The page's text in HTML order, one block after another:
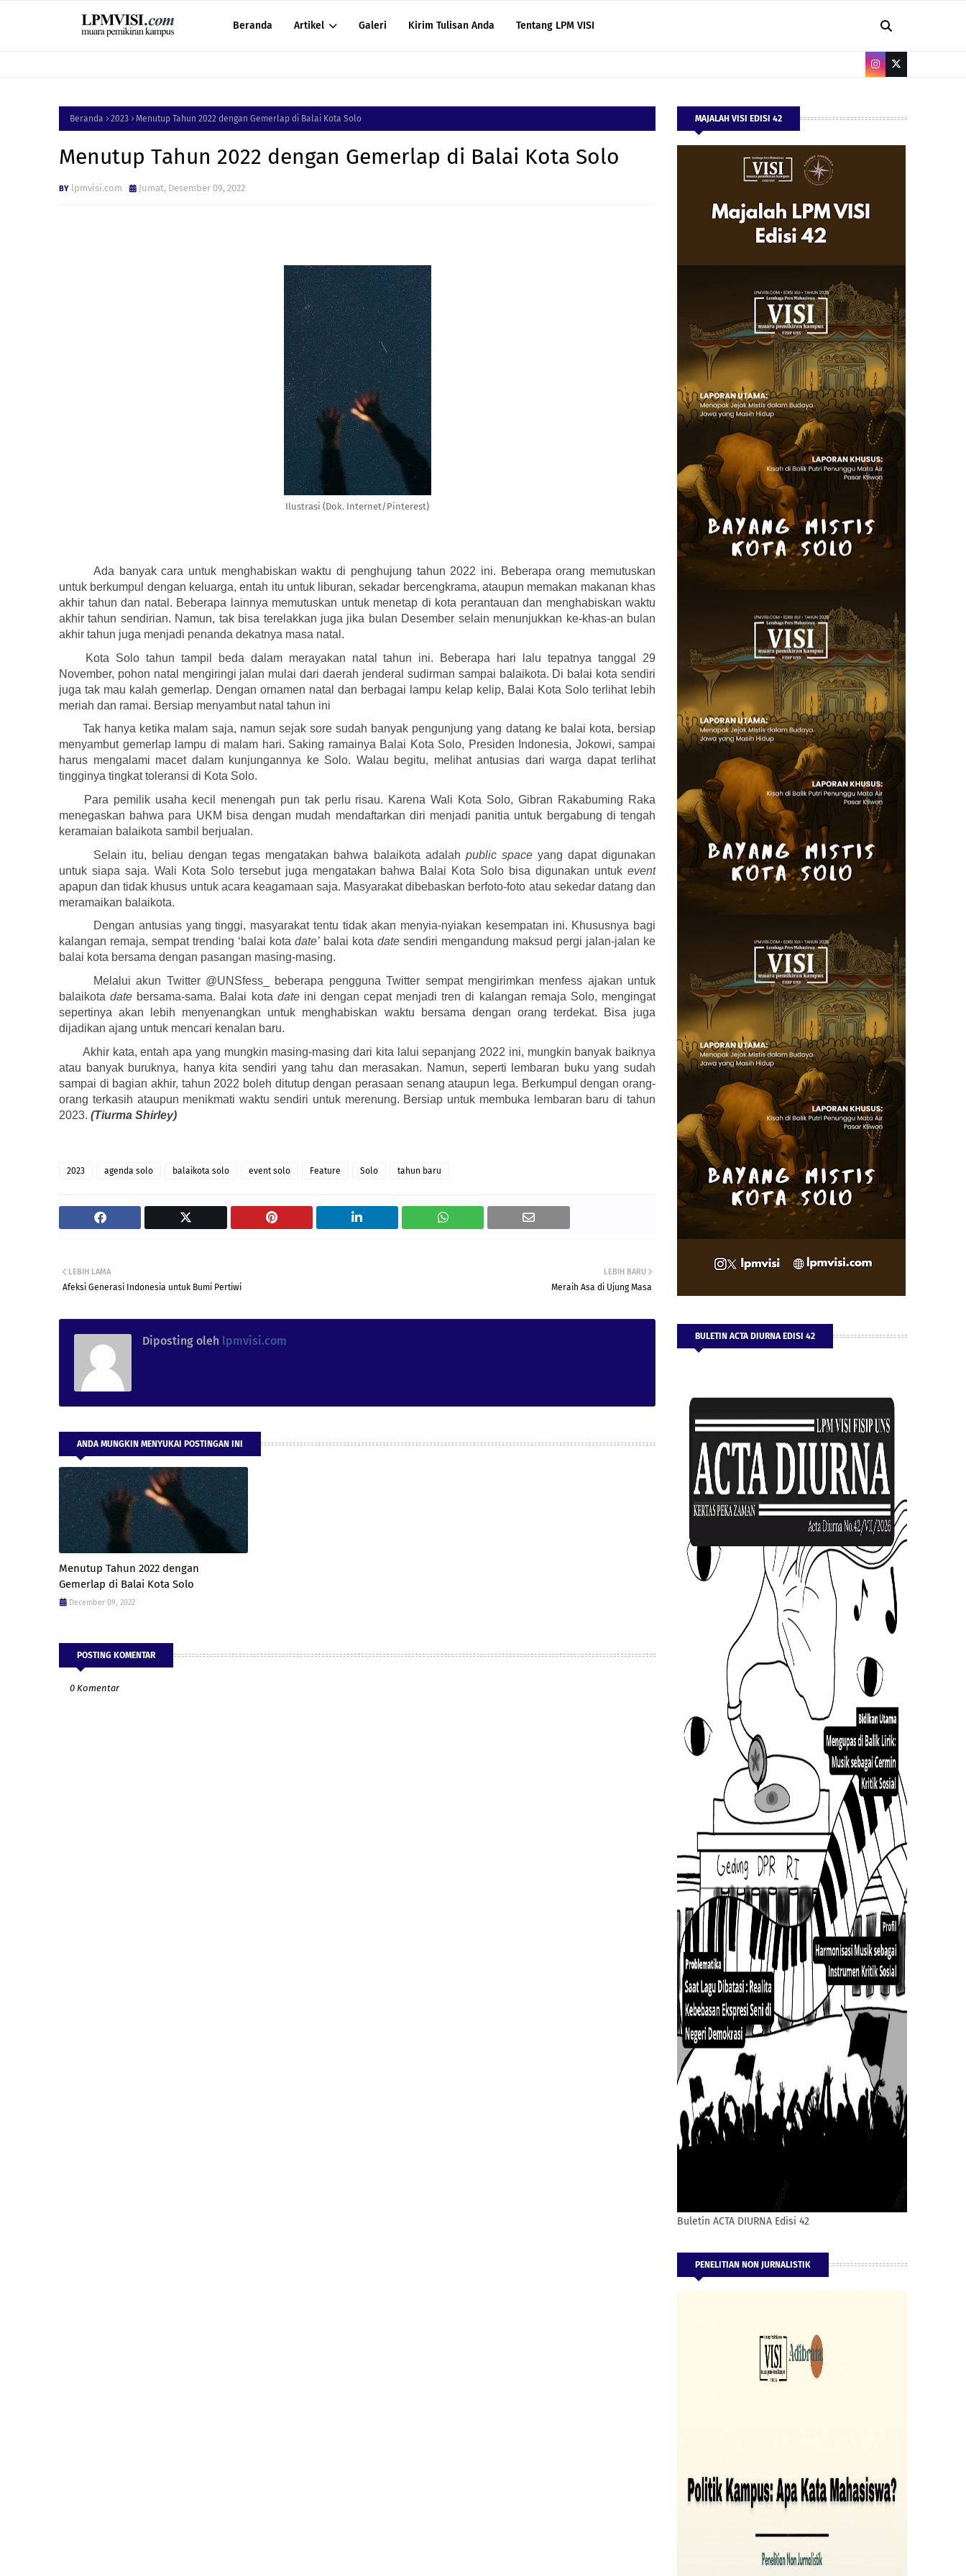
Beranda Artikel Galeri Kirim Tulisan Anda Tentang LPM VISI
Beranda 2023 Menutup Tahun 2022 dengan Gemerlap di Balai Kota Solo
Menutup Tahun 2022 dengan Gemerlap di Balai Kota Solo
lpmvisi.com Jumat, Desember 09, 2022
Ilustrasi (Dok. Internet/Pinterest)
Ada banyak cara untuk menghabiskan waktu di penghujung tahun 2022 ini. Beberapa orang memutuskan
untuk berkumpul dengan keluarga, entah itu untuk liburan, sekadar bercengkrama, ataupun memakan makanan khas
akhir tahun dan natal. Beberapa lainnya memutuskan untuk menetap di kota perantauan dan menghabiskan waktu
akhir tahun sendirian. Namun, tak bisa terelakkan juga jika bulan Desember selain menunjukkan ke-khas-an bulan
akhir tahun juga menjadi penanda dekatnya masa natal.
Kota Solo tahun tampil beda dalam merayakan natal tahun ini. Beberapa hari lalu tepatnya tanggal 29
November, pohon natal mengiringi jalan mulai dari daerah jenderal sudirman sampai balaikota. Di balai kota sendiri
juga tak mau kalah gemerlap. Dengan ornamen natal dan berbagai lampu kelap kelip, Balai Kota Solo terlihat lebih
meriah dan ramai. Bersiap menyambut natal tahun ini
Tak hanya ketika malam saja, namun sejak sore sudah banyak pengunjung yang datang ke balai kota, bersiap
menyambut gemerlap lampu di malam hari. Saking ramainya Balai Kota Solo, Presiden Indonesia, Jokowi, sampai
harus mengalami macet dalam kunjungannya ke Solo. Walau begitu, melihat antusias dari warga dapat terlihat
tingginya tingkat toleransi di Kota Solo.
Para pemilik usaha kecil menengah pun tak perlu risau. Karena Wali Kota Solo, Gibran Rakabuming Raka
menegaskan bahwa para UKM bisa dengan mudah mendaftarkan diri menjadi panitia untuk bergabung di tengah
keramaian balaikota sambil berjualan.
Selain itu, beliau dengan tegas mengatakan bahwa balaikota adalah public space yang dapat digunakan
untuk siapa saja. Wali Kota Solo tersebut juga mengatakan bahwa Balai Kota Solo bisa digunakan untuk event
apapun dan tidak khusus untuk acara keagamaan saja. Masyarakat dibebaskan berfoto-foto atau sekedar datang dan
meramaikan balaikota.
Dengan antusias yang tinggi, masyarakat tentu tidak akan menyia-nyiakan kesempatan ini. Khususnya bagi
kalangan remaja, sempat trending ‘balai kota date’ balai kota date sendiri mengandung maksud pergi jalan-jalan ke
balai kota bersama dengan pasangan masing-masing.
Melalui akun Twitter @UNSfess_ beberapa pengguna Twitter sempat mengirimkan menfess ajakan untuk
balaikota date bersama-sama. Balai kota date ini dengan cepat menjadi tren di kalangan remaja Solo, mengingat
sepertinya akan lebih menyenangkan untuk menghabiskan waktu bersama dengan orang terdekat. Bisa juga
dijadikan ajang untuk mencari kenalan baru.
Akhir kata, entah apa yang mungkin masing-masing dari kita lalui sepanjang 2022 ini, mungkin banyak baiknya
atau banyak buruknya, hanya kita sendiri yang tahu dan merasakan. Namun, seperti lembaran buku yang sudah
sampai di bagian akhir, tahun 2022 boleh ditutup dengan perasaan senang ataupun lega. Berkumpul dengan orang-
orang terkasih ataupun menikmati waktu sendiri untuk merenung. Bersiap untuk membuka lembaran baru di tahun
2023. (Tiurma Shirley)
2023 agenda solo balaikota solo event solo Feature Solo tahun baru
LEBIH BARU
Meraih Asa di Ujung Masa
LEBIH LAMA
Afeksi Generasi Indonesia untuk Bumi Pertiwi
Diposting oleh lpmvisi.com
ANDA MUNGKIN MENYUKAI POSTINGAN INI
Menutup Tahun 2022 dengan
Gemerlap di Balai Kota Solo
December 09, 2022
POSTING KOMENTAR
0 Komentar
MAJALAH VISI EDISI 42
BULETIN ACTA DIURNA EDISI 42
Buletin ACTA DIURNA Edisi 42
PENELITIAN NON JURNALISTIK